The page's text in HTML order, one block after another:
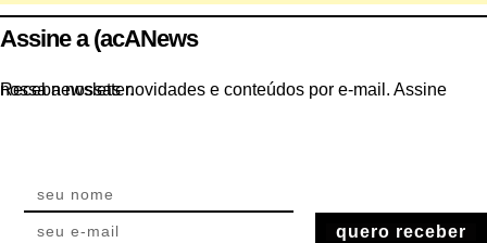
Assine a (acANews
Receba nossas novidades e conteúdos por e-mail. Assine nossa newsletter.
quero receber